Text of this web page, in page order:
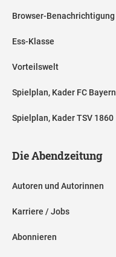
Browser-Benachrichtigung
Ess-Klasse
Vorteilswelt
Spielplan, Kader FC Bayern
Spielplan, Kader TSV 1860
Die Abendzeitung
Autoren und Autorinnen
Karriere / Jobs
Abonnieren